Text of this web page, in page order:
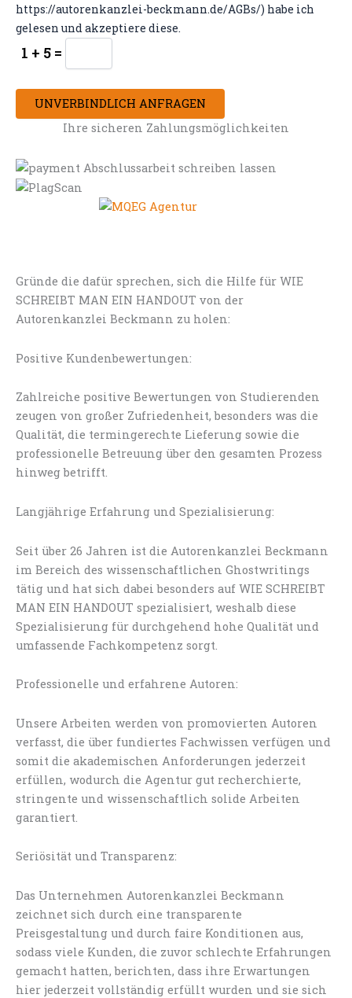
https://autorenkanzlei-beckmann.de/AGBs/) habe ich
gelesen und akzeptiere diese.
1 + 5 =
UNVERBINDLICH ANFRAGEN
Ihre sicheren Zahlungsmöglichkeiten
Gründe die dafür sprechen, sich die Hilfe für WIE
SCHREIBT MAN EIN HANDOUT von der
Autorenkanzlei Beckmann zu holen:
Positive Kundenbewertungen:
Zahlreiche positive Bewertungen von Studierenden
zeugen von großer Zufriedenheit, besonders was die
Qualität, die termingerechte Lieferung sowie die
professionelle Betreuung über den gesamten Prozess
hinweg betrifft.
Langjährige Erfahrung und Spezialisierung:
Seit über 26 Jahren ist die Autorenkanzlei Beckmann
im Bereich des wissenschaftlichen Ghostwritings
tätig und hat sich dabei besonders auf WIE SCHREIBT
MAN EIN HANDOUT spezialisiert, weshalb diese
Spezialisierung für durchgehend hohe Qualität und
umfassende Fachkompetenz sorgt.
Professionelle und erfahrene Autoren:
Unsere Arbeiten werden von promovierten Autoren
verfasst, die über fundiertes Fachwissen verfügen und
somit die akademischen Anforderungen jederzeit
erfüllen, wodurch die Agentur gut recherchierte,
stringente und wissenschaftlich solide Arbeiten
garantiert.
Seriösität und Transparenz:
Das Unternehmen Autorenkanzlei Beckmann
zeichnet sich durch eine transparente
Preisgestaltung und durch faire Konditionen aus,
sodass viele Kunden, die zuvor schlechte Erfahrungen
gemacht hatten, berichten, dass ihre Erwartungen
hier jederzeit vollständig erfüllt wurden und sie sich